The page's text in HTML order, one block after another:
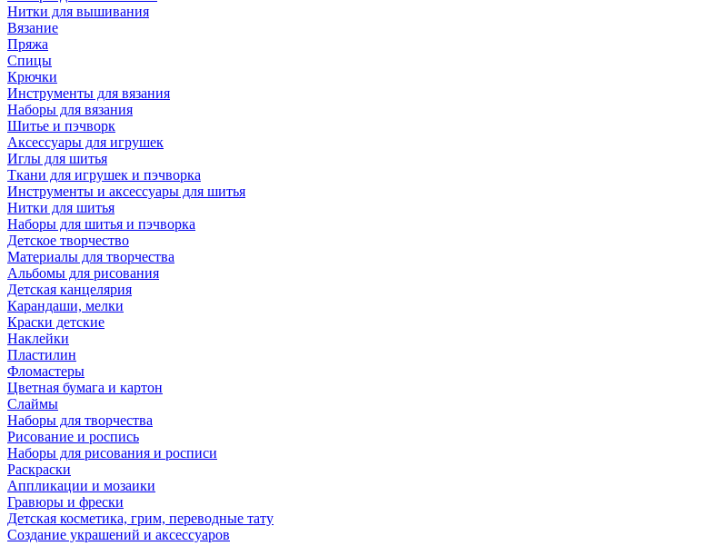
Нитки для вышивания
Вязание
Пряжа
Спицы
Крючки
Инструменты для вязания
Наборы для вязания
Шитье и пэчворк
Аксессуары для игрушек
Иглы для шитья
Ткани для игрушек и пэчворка
Инструменты и аксессуары для шитья
Нитки для шитья
Наборы для шитья и пэчворка
Детское творчество
Материалы для творчества
Альбомы для рисования
Детская канцелярия
Карандаши, мелки
Краски детские
Наклейки
Пластилин
Фломастеры
Цветная бумага и картон
Слаймы
Наборы для творчества
Рисование и роспись
Наборы для рисования и росписи
Раскраски
Аппликации и мозаики
Гравюры и фрески
Детская косметика, грим, переводные тату
Создание украшений и аксессуаров